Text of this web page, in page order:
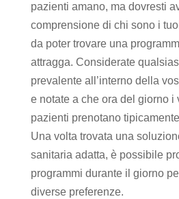
pazienti amano, ma dovresti
comprensione di chi sono i
da poter trovare una
attragga. Considerate
prevalente all’interno della
e notate a che ora del giorno i
pazienti prenotano
Una volta trovata una
sanitaria adatta, è possibile
programmi durante il giorno
diverse preferenze.